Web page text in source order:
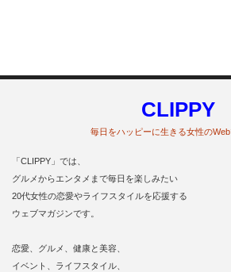
CLIPPY
毎日をハッピーに生きる女性の
「CLIPPY」では、
グルメからエンタメまで毎日を楽しみたい
20代女性の恋愛やライフスタイルを応援する
ウェブマガジンです。
恋愛、グルメ、健康と美容、
イベント、ライフスタイル、